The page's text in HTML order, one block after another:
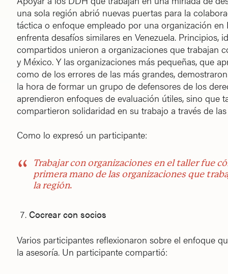
una sola región abrió nuevas puertas para la
táctica o enfoque empleado por una organización
enfrenta desafíos similares en Venezuela. Principios,
compartidos unieron a organizaciones que trabajan
y México. Y las organizaciones más pequeñas, que
como de los errores de las más grandes,
la hora de formar un grupo de defensores de los
aprendieron enfoques de evaluación útiles, sino que
compartieron solidaridad en su trabajo a través de
Como lo expresó un participante:
Trabajar con organizaciones en el taller fue
primera mano de las organizaciones que
la región.
Cocrear con socios
Varios participantes reflexionaron sobre el enfoque
la asesoría. Un participante compartió: